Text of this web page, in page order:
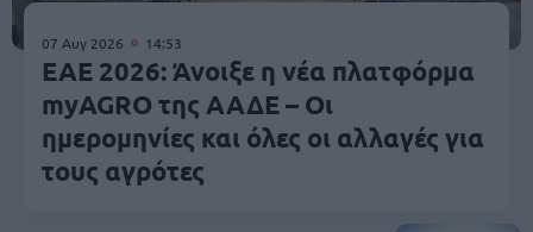
07 Αυγ 2026 14:53
ΕΑΕ 2026: Άνοιξε η νέα πλατφόρμα
myAGRO της ΑΑΔΕ – Οι
ημερομηνίες και όλες οι αλλαγές για
τους αγρότες